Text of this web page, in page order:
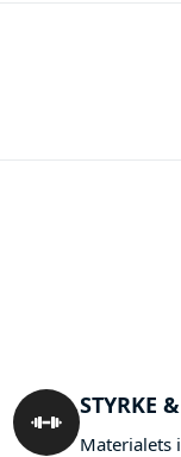
STYRKE
Materialets